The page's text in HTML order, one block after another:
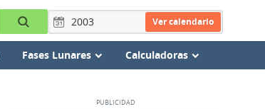
Ver calendario
Fases Lunares Calculadoras